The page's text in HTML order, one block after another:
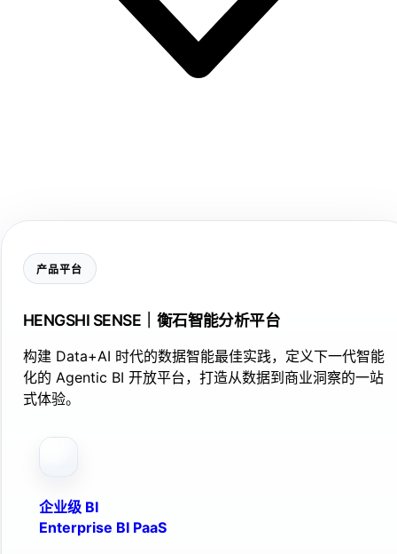
产品平台
HENGSHI SENSE｜衡石智能分析平台
构建 Data+AI 时代的数据智能最佳实践，定义下一代智能
化的 Agentic BI 开放平台，打造从数据到商业洞察的一站
式体验。
企业级 BI
Enterprise BI PaaS